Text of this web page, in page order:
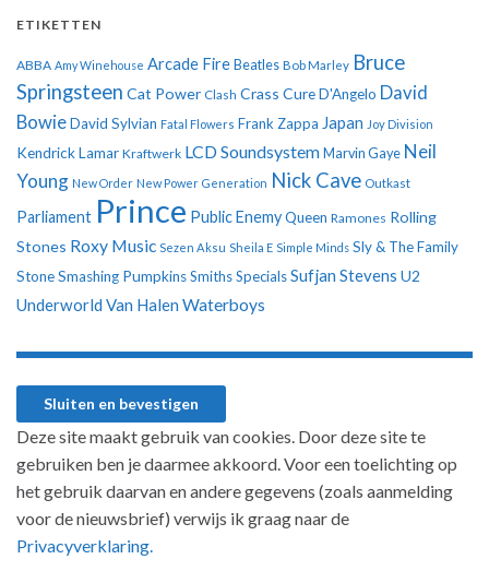
ETIKETTEN
ABBA Amy Winehouse Arcade Fire Beatles Bob Marley Bruce
Springsteen Cat Power Clash Crass CureD'Angelo David
BowieDavid Sylvian Fatal Flowers Frank Zappa Japan Joy Division
Kendrick Lamar Kraftwerk LCD Soundsystem Marvin Gaye Neil
Young New Order New Power Generation Nick Cave Outkast
Parliament Prince Public EnemyQueen Ramones Rolling
Stones Roxy Music Sezen Aksu Sheila E Simple Minds Sly & The Family
StoneSmashing PumpkinsSmithsSpecialsSufjan Stevens U2
Underworld Van Halen Waterboys
Deze site maakt gebruik van cookies. Door deze site te
gebruiken ben je daarmee akkoord. Voor een toelichting op
het gebruik daarvan en andere gegevens (zoals aanmelding
voor de nieuwsbrief) verwijs ik graag naar de
Privacyverklaring.